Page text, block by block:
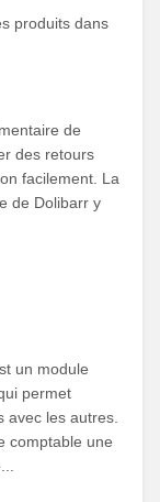
produits dans
de
des retours
facilement. La
de Dolibarr y
un module
permet
avec les autres.
comptable une